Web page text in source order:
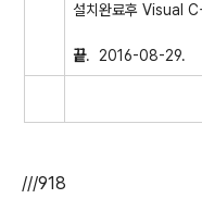
설치완료후 Visual
끝. 2016-08-29.
///918